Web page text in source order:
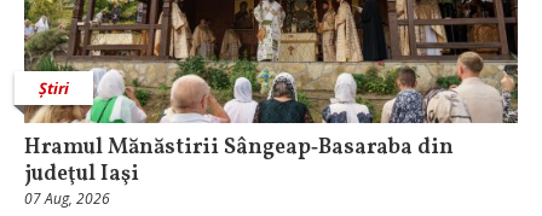
Știri
Hramul Mănăstirii Sângeap‑Basaraba din
judeţul Iaşi
07 Aug, 2026